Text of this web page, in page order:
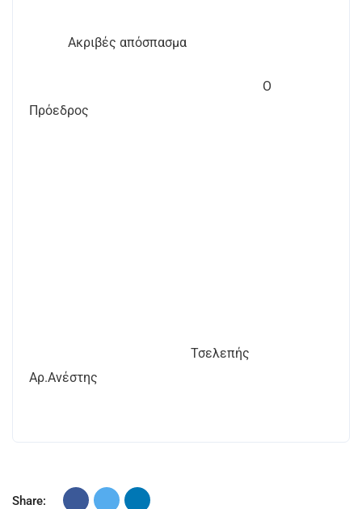
Ακριβές απόσπασμα
Ο
Πρόεδρος
Τσελεπής
Αρ.Ανέστης
Share: